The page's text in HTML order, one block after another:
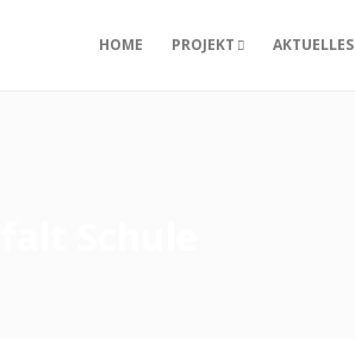
HOME PROJEKT AKTUELLES